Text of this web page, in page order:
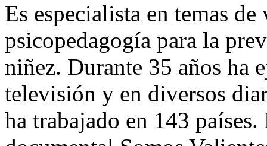
Es especialista en temas
psicopedagogía para la
niñez. Durante 35 años ha
televisión y en diversos
ha trabajado en 143